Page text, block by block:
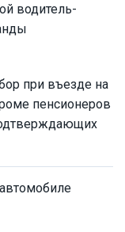
водитель-
при въезде на
пенсионеров